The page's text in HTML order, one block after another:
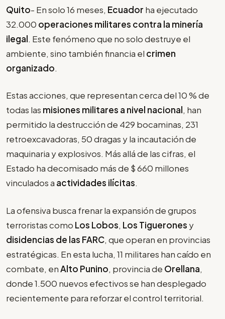
Quito- En solo 16 meses, Ecuador ha ejecutado
32.000 operaciones militares contra la minería
ilegal. Este fenómeno que no solo destruye el
ambiente, sino también financia el crimen
organizado.
Estas acciones, que representan cerca del 10 % de
todas las misiones militares a nivel nacional, han
permitido la destrucción de 429 bocaminas, 231
retroexcavadoras, 50 dragas y la incautación de
maquinaria y explosivos. Más allá de las cifras, el
Estado ha decomisado más de $ 660 millones
vinculados a actividades ilícitas.
La ofensiva busca frenar la expansión de grupos
terroristas como Los Lobos, Los Tiguerones y
disidencias de las FARC, que operan en provincias
estratégicas. En esta lucha, 11 militares han caído en
combate, enAlto Punino, provincia de Orellana,
donde 1.500 nuevos efectivos se han desplegado
recientemente para reforzar el control territorial.